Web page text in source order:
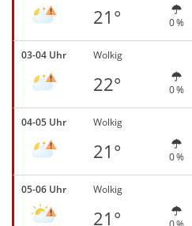
21° 0 %
03-04 Uhr Wolkig
22° 0 %
04-05 Uhr Wolkig
21° 0 %
05-06 Uhr Wolkig
21°